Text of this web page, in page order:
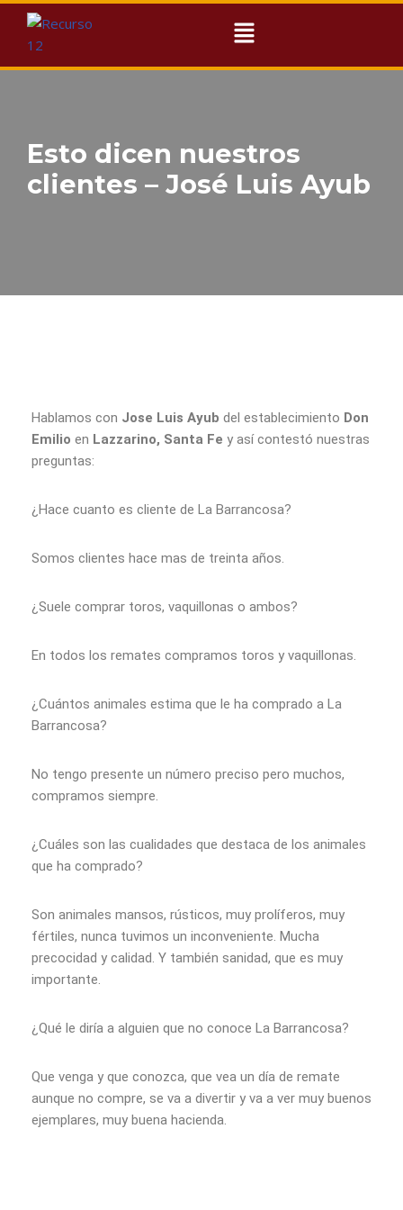
al
Esto dicen nuestros
clientes – José Luis Ayub
Hablamos con Jose Luis Ayub del establecimiento Don
Emilio en Lazzarino, Santa Fe y así contestó nuestras
preguntas:
¿Hace cuanto es cliente de La Barrancosa?
Somos clientes hace mas de treinta años.
¿Suele comprar toros, vaquillonas o ambos?
En todos los remates compramos toros y vaquillonas.
¿Cuántos animales estima que le ha comprado a La
Barrancosa?
No tengo presente un número preciso pero muchos,
compramos siempre.
¿Cuáles son las cualidades que destaca de los animales
que ha comprado?
Son animales mansos, rústicos, muy prolíferos, muy
fértiles, nunca tuvimos un inconveniente. Mucha
precocidad y calidad. Y también sanidad, que es muy
importante.
¿Qué le diría a alguien que no conoce La Barrancosa?
Que venga y que conozca, que vea un día de remate
aunque no compre, se va a divertir y va a ver muy buenos
ejemplares, muy buena hacienda.